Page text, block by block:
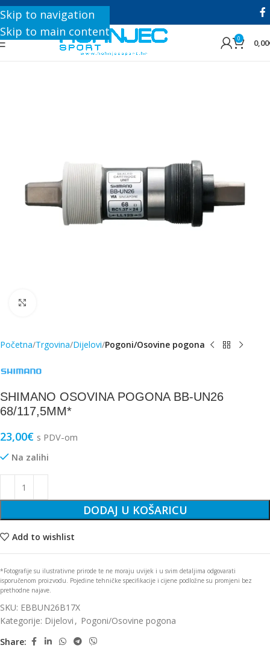
Skip to navigation
Skip to main content
+385 1 8896 200
0 0,00
Početna Trgovina Dijelovi Pogoni/Osovine pogona
SHIMANO OSOVINA POGONA BB-UN26
68/117,5MM*
23,00€ s PDV-om
Na zalihi
DODAJ U KOŠARICU
Add to wishlist
*Fotografije su ilustrativne prirode te ne moraju uvijek i u svim detaljima odgovarati
isporučenom proizvodu. Pojedine tehničke specifikacije i cijene podložne su promjeni bez
prethodne najave.
SKU: EBBUN26B17X
Kategorije: Dijelovi , Pogoni/Osovine pogona
Share: